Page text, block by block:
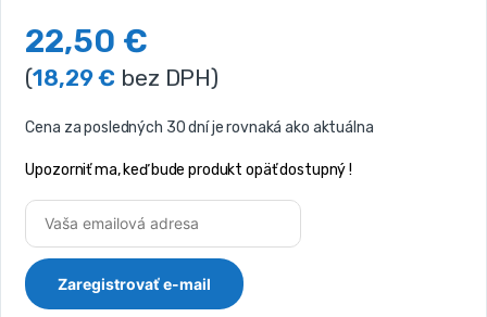
22,50 €
(18,29€ bez DPH)
Cena za posledných 30 dní je rovnaká ako aktuálna
Upozorniť ma, keď bude produkt opäť dostupný !